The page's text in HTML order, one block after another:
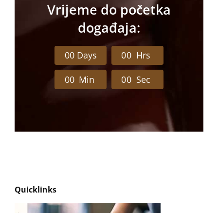
Vrijeme do početka
događaja:
00 Days 00 Hrs
00 Min 00 Sec
Quicklinks